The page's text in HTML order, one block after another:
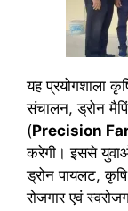
यह प्रयोगशाला
संचालन, ड्रोन
(Precision
करेगी। इससे
ड्रोन पायलट,
रोजगार एवं